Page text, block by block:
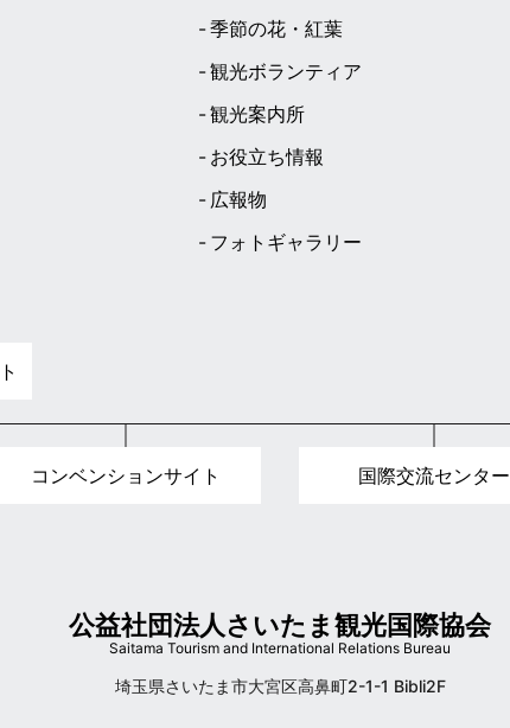
季節の花・紅葉
観光ボランティア
観光案内所
お役立ち情報
広報物
フォトギャラリー
コンベンションサイト 国際交流センター
公益社団法人さいたま観光国際協会
Saitama Tourism and International Relations Bureau
埼玉県さいたま市大宮区高鼻町2-1-1 Bibli2F